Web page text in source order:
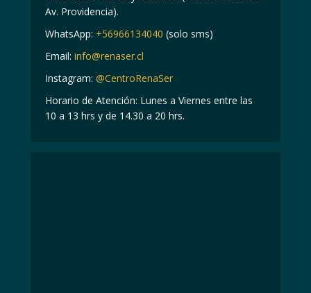
Av. Providencia).
WhatsApp: +56966134040 (solo sms)
Email: info@renaser.cl
Instagram: @CentroRenaSer
Horario de Atención: Lunes a Viernes entre las
10 a 13 hrs y de 14.30 a 20 hrs.